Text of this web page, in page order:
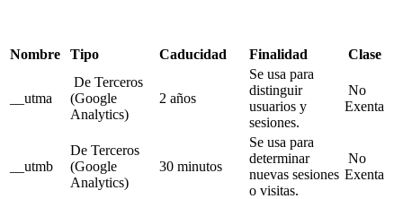
Nombre Tipo Caducidad Finalidad Clase
__utma
De Terceros
(Google
Analytics)
2 años
Se usa para
distinguir
usuarios y
sesiones.
No
Exenta
__utmb
De Terceros
(Google
Analytics)
30 minutos
Se usa para
determinar
nuevas sesiones
o visitas.
No
Exenta